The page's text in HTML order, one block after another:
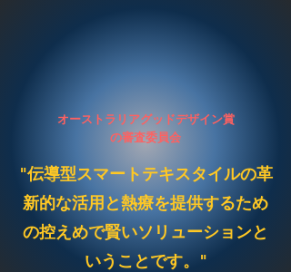
オーストラリアグッドデザイン賞
の審査委員会
"伝導型スマートテキスタイルの革
新的な活用と熱療を提供するため
の控えめで賢いソリューションと
いうことです。"